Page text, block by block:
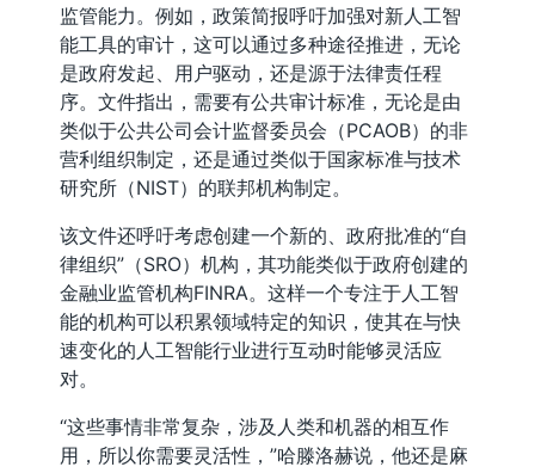
监管能力。例如，政策简报呼吁加强对新人工智
能工具的审计，这可以通过多种途径推进，无论
是政府发起、用户驱动，还是源于法律责任程
序。文件指出，需要有公共审计标准，无论是由
类似于公共公司会计监督委员会（PCAOB）的非
营利组织制定，还是通过类似于国家标准与技术
研究所（NIST）的联邦机构制定。
该文件还呼吁考虑创建一个新的、政府批准的“自
律组织”（SRO）机构，其功能类似于政府创建的
金融业监管机构FINRA。这样一个专注于人工智
能的机构可以积累领域特定的知识，使其在与快
速变化的人工智能行业进行互动时能够灵活应
对。
“这些事情非常复杂，涉及人类和机器的相互作
用，所以你需要灵活性，”哈滕洛赫说，他还是麻